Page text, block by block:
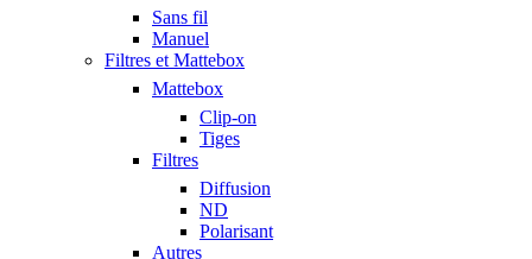
Sans fil
Manuel
Filtres et Mattebox
Mattebox
Clip-on
Tiges
Filtres
Diffusion
ND
Polarisant
Autres